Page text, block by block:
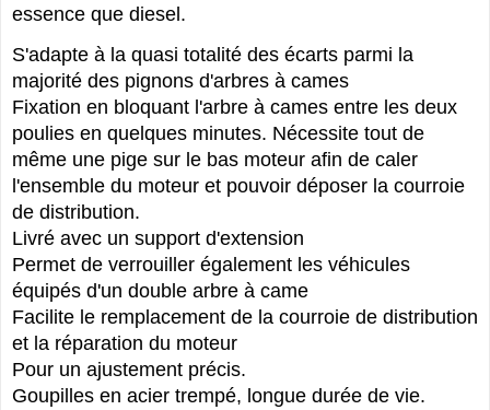
essence que diesel.
S'adapte à la quasi totalité des écarts parmi la
majorité des pignons d'arbres à cames
Fixation en bloquant l'arbre à cames entre les deux
poulies en quelques minutes. Nécessite tout de
même une pige sur le bas moteur afin de caler
l'ensemble du moteur et pouvoir déposer la courroie
de distribution.
Livré avec un support d'extension
Permet de verrouiller également les véhicules
équipés d'un double arbre à came
Facilite le remplacement de la courroie de distribution
et la réparation du moteur
Pour un ajustement précis.
Goupilles en acier trempé, longue durée de vie.